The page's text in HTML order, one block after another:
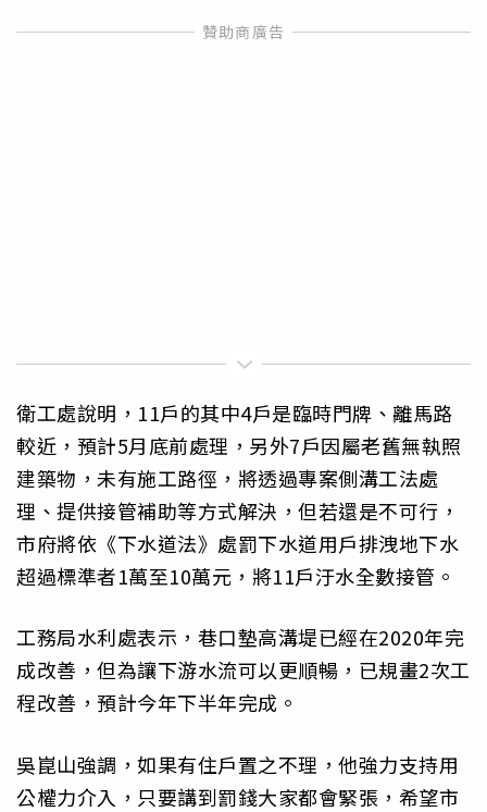
衛工處說明，11戶的其中4戶是臨時門牌、離馬路
較近，預計5月底前處理，另外7戶因屬老舊無執照
建築物，未有施工路徑，將透過專案側溝工法處
理、提供接管補助等方式解決，但若還是不可行，
市府將依《下水道法》處罰下水道用戶排洩地下水
超過標準者1萬至10萬元，將11戶汙水全數接管。
工務局水利處表示，巷口墊高溝堤已經在2020年完
成改善，但為讓下游水流可以更順暢，已規畫2次工
程改善，預計今年下半年完成。
吳崑山強調，如果有住戶置之不理，他強力支持用
公權力介入，只要講到罰錢大家都會緊張，希望市